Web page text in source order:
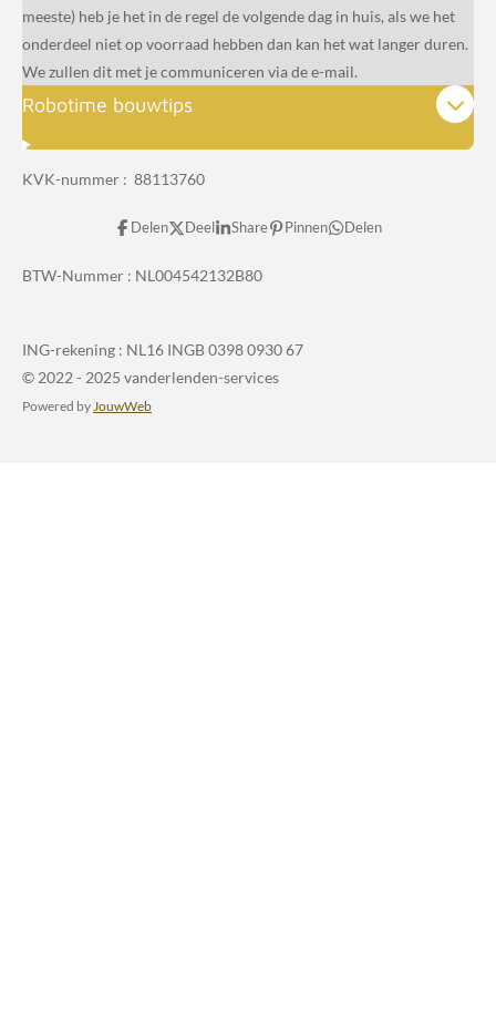
meeste) heb je het in de regel de volgende dag in huis, als we het
onderdeel niet op voorraad hebben dan kan het wat langer duren.
We zullen dit met je communiceren via de e-mail.
Robotime bouwtips
KVK-nummer : 88113760
Delen Deel Share Pinnen Delen
BTW-Nummer : NL004542132B80
ING-rekening : NL16 INGB 0398 0930 67
© 2022 - 2025 vanderlenden-services
Powered by JouwWeb